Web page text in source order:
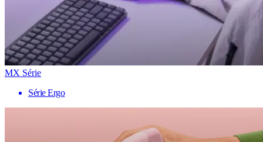
MX Série
Série Ergo